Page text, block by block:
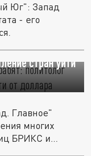
Юг": Запад
- его
ограбят":
стран уйти
Главное"
многих
БРИКС и...